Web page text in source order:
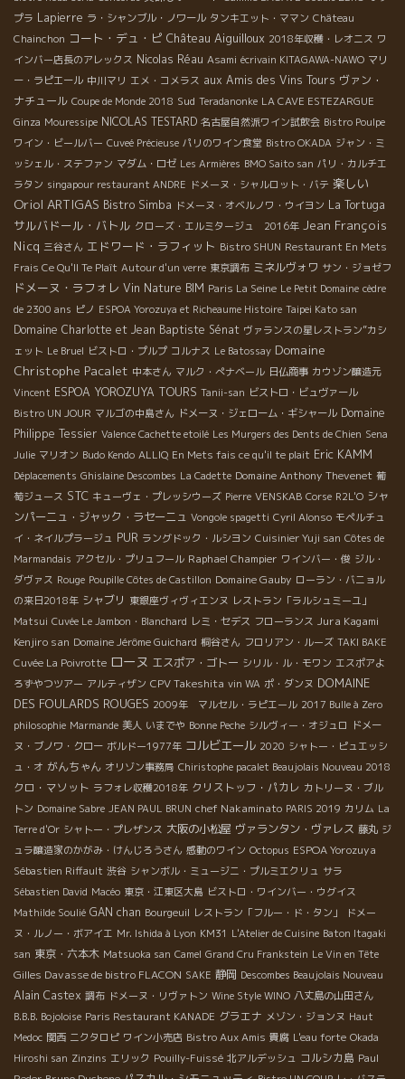
プラ Lapierre ラ・シャンブル・ノワール タンキエット・ママン Château
Chainchon コート・デュ・ピ Château Aiguilloux 2018年収穫・レオニス ワ
インバー店長のアレックス Nicolas Réau Asami écrivain KITAGAWA-NAWO マリ
ー・ラピエール 中川マリ エメ・コメラス aux Amis des Vins Tours ヴァン・
ナチュール Coupe de Monde 2018 Sud Teradanonke LA CAVE ESTEZARGUE
Ginza Mouressipe NICOLAS TESTARD 名古屋自然派ワイン試飲会 Bistro Poulpe
ワイン・ビールバー Cuveé Précieuse パリのワイン食堂 Bistro OKADA ジャン・ミ
ッシェル・ステファン マダム・ロゼ Les Armières BMO Saito san パリ・カルチエ
ラタン singapour restaurant ANDRE ドメーヌ・シャルロット・バテ 楽しい
Oriol ARTIGAS Bistro Simba ドメーヌ・オベルノワ・ウイヨン La Tortuga
サルバドール・バトル クローズ・エルミタージュ 2016年 Jean François
Nicq 三谷さん エドワード・ラフィット Bistro SHUN Restaurant En Mets
Frais Ce Qu'Il Te Plaît Autour d'un verre 東京調布 ミネルヴォワ サン・ジョゼフ
ドメーヌ・ラフォレ Vin Nature BIM Paris La Seine Le Petit Domaine cèdre
de 2300 ans ピノ ESPOA Yorozuya et Richeaume Histoire Taipei Kato san
Domaine Charlotte et Jean Baptiste Sénat ヴァランスの星レストラン”カシ
ェット Le Bruel ビストロ・プルプ コルナス Le Batossay Domaine
Christophe Pacalet 中本さん マルク・ぺナベール 日仏商事 カウゾン醸造元
Vincent ESPOA YOROZUYA TOURS Tanii-san ビストロ・ビュヴァール
Bistro UN JOUR マルゴの中島さん ドメーヌ・ジェローム・ギシャール Domaine
Philippe Tessier Valence Cachette etoilé Les Murgers des Dents de Chien Sena
Julie マリオン Budo Kendo ALLIQ En Mets fais ce qu'il te plait Eric KAMM
Déplacements Ghislaine Descombes La Cadette Domaine Anthony Thevenet 葡
萄ジュース STC キューヴェ・プレッシウーズ Pierre VENSKAB Corse R2L'O シャ
ンパーニュ・ジャック・ラセーニュ Vongole spagetti Cyril Alonso モペルチュ
イ・ネイルプラージュ PUR ラングドック・ルシヨン Cuisinier Yuji san Côtes de
Marmandais アクセル・プリュフール Raphael Champier ワインバー・俊 ジル・
ダヴァス Rouge Poupille Côtes de Castillon Domaine Gauby ローラン・バニョル
の来日2018年 シャブリ 東銀座ヴィヴィエンヌ レストラン「ラルシュミーユ」
Matsui Cuvée Le Jambon・Blanchard レミ・セデス フローランス Jura Kagami
Kenjiro san Domaine Jérôme Guichard 桐谷さん フロリアン・ルーズ TAKI BAKE
Cuvée La Poivrotte ローヌ エスポア・ゴトー シリル・ル・モワン エスポアよ
ろずやつツアー アルティザン CPV Takeshita vin WA ポ・ダンヌ DOMAINE
DES FOULARDS ROUGES 2009年 マルセル・ラピエール 2017 Bulle à Zero
philosophie Marmande 美人 いまでや Bonne Peche シルヴィー・オジュロ ドメー
ヌ・ブノワ・クロー ボルドー1977年 コルビエール 2020 シャトー・ピュエッシ
ュ・オ がんちゃん オリゾン事務局 Chiristophe pacalet Beaujolais Nouveau 2018
クロ・マソット ラフォレ収穫2018年 クリストッフ・パカレ カトリーヌ・ブル
トン Domaine Sabre JEAN PAUL BRUN chef Nakaminato PARIS 2019 カリム La
Terre d'Or シャトー・プレザンス 大阪の小松屋 ヴァランタン・ヴァレス 藤丸 ジ
ュラ醸造家のかがみ・けんじろうさん 感動のワイン Octopus ESPOA Yorozuya
Sébastien Riffault 渋谷 シャンボル・ミュージニ・プルミエクリュ サラ
Sébastien David Macéo 東京・江東区大島 ビストロ・ワインバー・ウグイス
Mathilde Soulié GAN chan Bourgeuil レストラン「フルー・ド・タン」
ドメー
ヌ・ルノー・ボアイエ Mr. Ishida à Lyon KM31 L'Atelier de Cuisine Baton Itagaki
san 東京・六本木 Matsuoka san Camel Grand Cru Frankstein Le Vin en Tête
Gilles Davasse de bistro FLACON SAKE 静岡 Descombes Beaujolais Nouveau
Alain Castex 調布 ドメーヌ・リヴァトン Wine Style WINO 八丈島の山田さん
B.B.B. Bojoloise Paris Restaurant KANADE グラエナ メゾン・ジョンヌ Haut
Medoc 関西 ニクタロピ ワイン小売店 Bistro Aux Amis 貴腐 L'eau forte Okada
Hiroshi san Zinzins エリック Pouilly-Fuissé 北アルデッシュ コルシカ島 Paul